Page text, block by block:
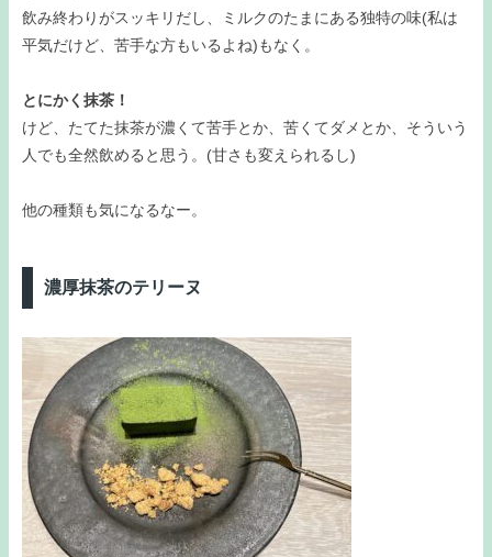
飲み終わりがスッキリだし、ミルクのたまにある独特の味(私は
平気だけど、苦手な方もいるよね)もなく。
とにかく抹茶！
けど、たてた抹茶が濃くて苦手とか、苦くてダメとか、そういう
人でも全然飲めると思う。(甘さも変えられるし)
他の種類も気になるなー。
濃厚抹茶のテリーヌ